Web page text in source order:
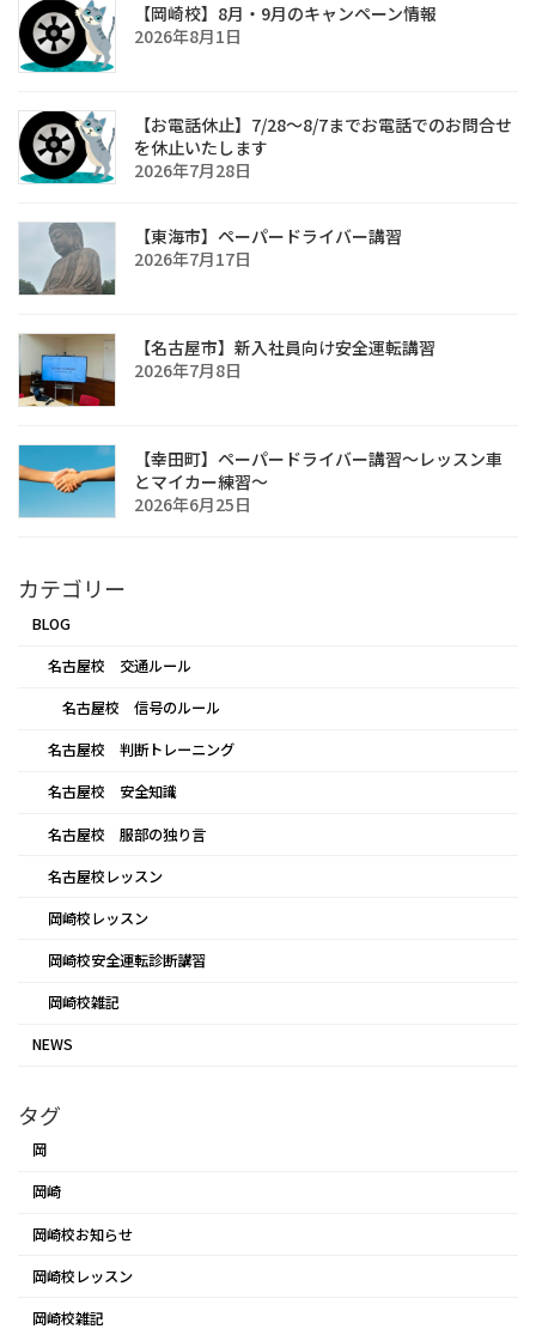
【岡崎校】8月・9月のキャンペーン情報
2026年8月1日
【お電話休止】7/28〜8/7までお電話でのお問合せ
を休止いたします
2026年7月28日
【東海市】ペーパードライバー講習
2026年7月17日
【名古屋市】新入社員向け安全運転講習
2026年7月8日
【幸田町】ペーパードライバー講習〜レッスン車
とマイカー練習〜
2026年6月25日
カテゴリー
BLOG
名古屋校 交通ルール
名古屋校 信号のルール
名古屋校 判断トレーニング
名古屋校 安全知識
名古屋校 服部の独り言
名古屋校レッスン
岡崎校レッスン
岡崎校安全運転診断講習
岡崎校雑記
NEWS
タグ
岡
岡崎
岡崎校お知らせ
岡崎校レッスン
岡崎校雑記